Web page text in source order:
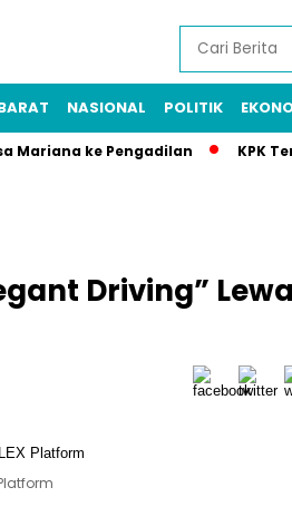
NASIONAL POLITIK
Mariana ke Pengadilan KPK
Driving”